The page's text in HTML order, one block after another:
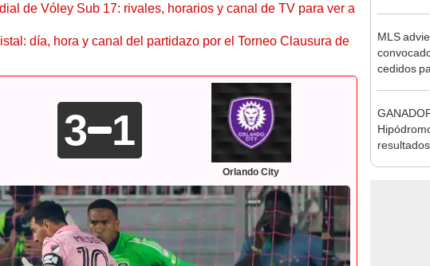
de Vóley Sub 17: rivales, horarios y canal de TV para ver a
día, hora y canal del partidazo por el Torneo Clausura de
3 1
Orlando City
MLS
cedidos